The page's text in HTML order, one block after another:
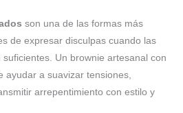
son una de las formas más
de expresar disculpas cuando las
Un brownie artesanal con
ayudar a suavizar tensiones,
arrepentimiento con estilo y